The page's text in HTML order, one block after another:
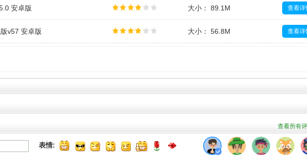
安卓版 大小： 89.1M 查看详
v57 安卓版 大小： 56.8M 查看详
安卓版
安卓版 大小： 67.2M 查看详
查看所有
表情: